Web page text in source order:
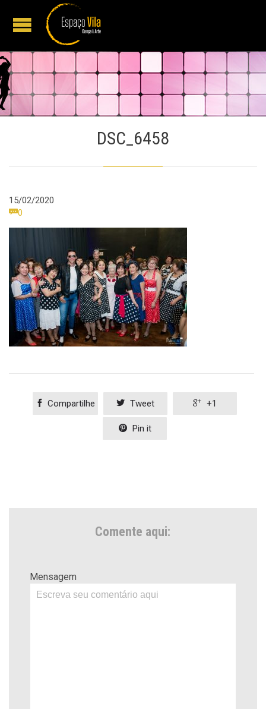
DSC_6458
15/02/2020
0
 Compartilhe  Tweet  +1
 Pin it
Comente aqui:
Mensagem